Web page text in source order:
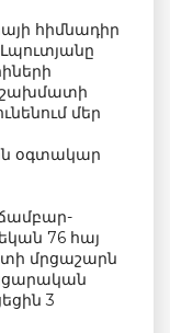
հիմնադիր
շախմատի
մեր
օգտակար
76 հայ
մրցաշարն
3